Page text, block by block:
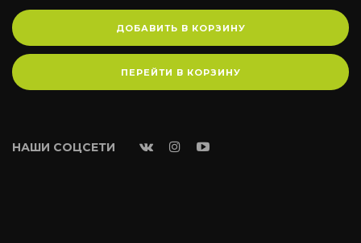
ДОБАВИТЬ В КОРЗИНУ
ПЕРЕЙТИ В КОРЗИНУ
НАШИ СОЦСЕТИ